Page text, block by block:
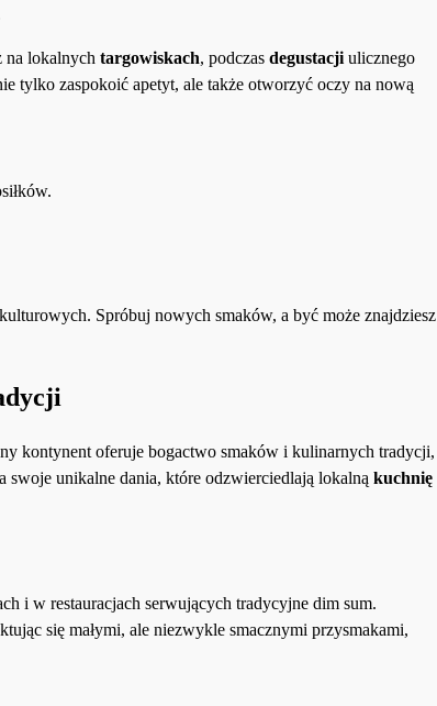
na lokalnych targowiskach, podczas degustacji ulicznego
tylko zaspokoić apetyt, ale także otworzyć oczy na nową
Spróbuj nowych smaków, a być może znajdziesz
kontynent oferuje bogactwo smaków i kulinarnych tradycji,
unikalne dania, które odzwierciedlają lokalną kuchnię
i w restauracjach serwujących tradycyjne dim sum.
się małymi, ale niezwykle smacznymi przysmakami,